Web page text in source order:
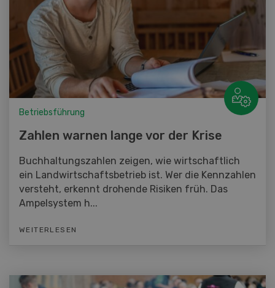
Betriebsführung
Zahlen warnen lange vor der Krise
Buchhaltungszahlen zeigen, wie wirtschaftlich
ein Landwirtschaftsbetrieb ist. Wer die Kennzahlen
versteht, erkennt drohende Risiken früh. Das
Ampelsystem h...
WEITERLESEN